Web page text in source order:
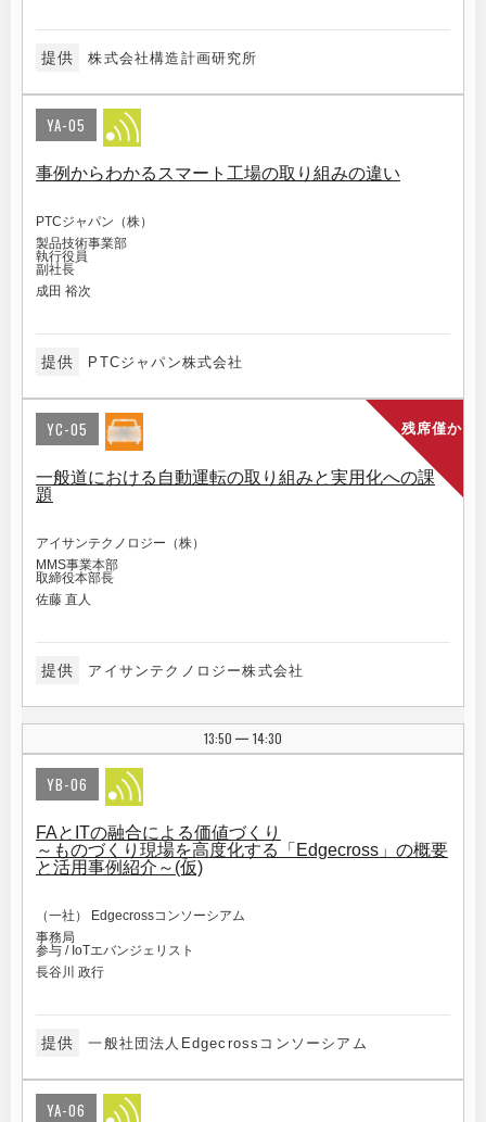
提供 株式会社構造計画研究所
YA-05
事例からわかるスマート工場の取り組みの違い
PTCジャパン（株）
製品技術事業部
執行役員
副社長
成田 裕次
提供 PTCジャパン株式会社
残席僅か
YC-05
一般道における自動運転の取り組みと実用化への課
題
アイサンテクノロジー（株）
MMS事業本部
取締役本部長
佐藤 直人
提供 アイサンテクノロジー株式会社
13:50 | 14:30
YB-06
FAとITの融合による価値づくり
～ものづくり現場を高度化する「Edgecross」の概要
と活用事例紹介～(仮)
（一社） Edgecrossコンソーシアム
事務局
参与 / IoTエバンジェリスト
長谷川 政行
提供 一般社団法人Edgecrossコンソーシアム
YA-06